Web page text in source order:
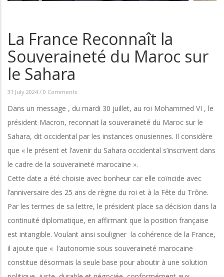
La France Reconnaît la
Souveraineté du Maroc sur
le Sahara
31 July 2024 / 0 Comments
Dans un message , du mardi 30 juillet, au roi Mohammed VI , le
président Macron, reconnait la souveraineté du Maroc sur le
Sahara, dit occidental par les instances onusiennes. Il considère
que « le présent et l’avenir du Sahara occidental s’inscrivent dans
le cadre de la souveraineté marocaine ».
Cette date a été choisie avec bonheur car elle coïncide avec
l’anniversaire des 25 ans de règne du roi et à la Fête du Trône.
Par les termes de sa lettre, le président place sa décision dans la
continuité diplomatique, en affirmant que la position française
est intangible. Voulant ainsi souligner la cohérence de la France,
il ajoute que « l’autonomie sous souveraineté marocaine
constitue désormais la seule base pour aboutir à une solution